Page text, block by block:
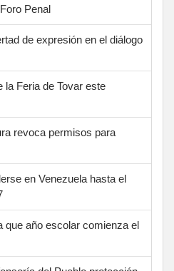
Penal
de expresión en el diálogo
la Feria de Tovar este
revoca permisos para
en Venezuela hasta el
que año escolar comienza el